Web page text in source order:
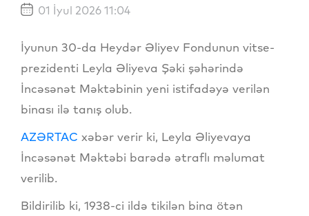
01 İyul 2026 11:04
İyunun 30-da Heydər Əliyev Fondunun vitse-
prezidenti Leyla Əliyeva Şəki şəhərində
İncəsənət Məktəbinin yeni istifadəyə verilən
binası ilə tanış olub.
AZƏRTAC xəbər verir ki, Leyla Əliyevaya
İncəsənət Məktəbi barədə ətraflı məlumat
verilib.
Bildirilib ki, 1938-ci ildə tikilən bina ötən